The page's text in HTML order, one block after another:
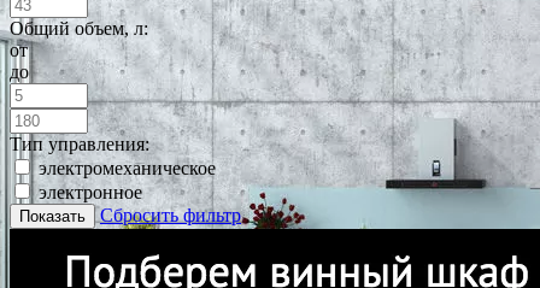
Общий объем, л:
от
до
Тип управления:
электромеханическое
электронное
Показать Сбросить фильтр